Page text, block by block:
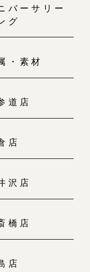
バーサリー
グ
・素材
道店
店
沢店
橋店
店